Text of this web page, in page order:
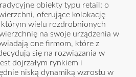
obiekty typu retail: o
oferujące kolokację
wielu rozdrobnionych
na swoje urządzenia w
one firmom, które z
się na rozwiązania w
dojrzałym rynkiem i
niską dynamiką wzrostu w